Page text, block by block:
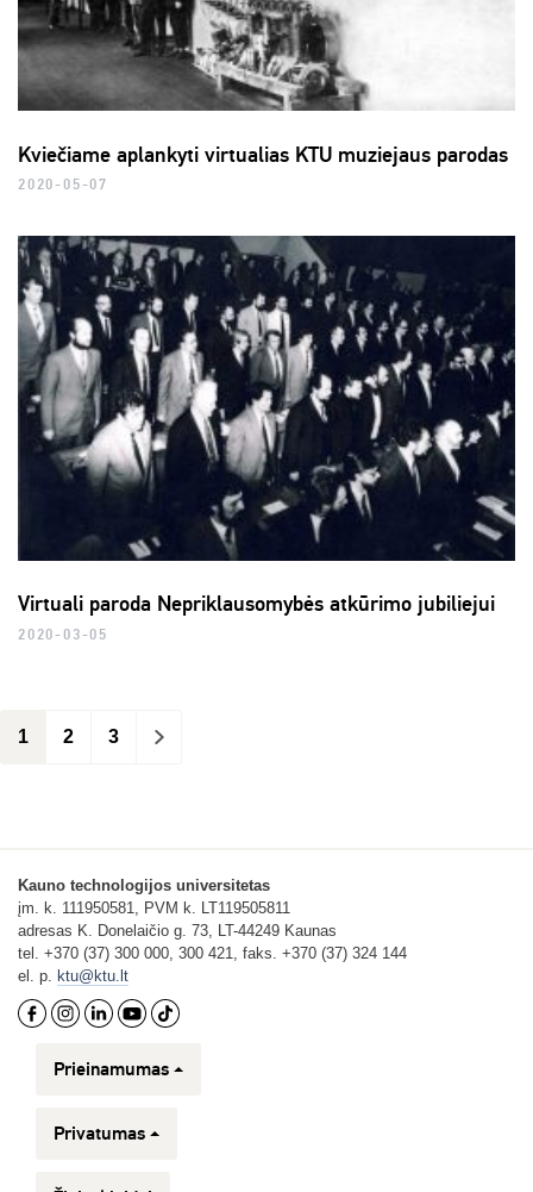
Kviečiame aplankyti virtualias KTU muziejaus parodas
2020-05-07
Virtuali paroda Nepriklausomybės atkūrimo jubiliejui
2020-03-05
1 2 3 >
Kauno technologijos universitetas
įm. k. 111950581, PVM k. LT119505811
adresas K. Donelaičio g. 73, LT-44249 Kaunas
tel. +370 (37) 300 000, 300 421, faks. +370 (37) 324 144
el. p. ktu@ktu.lt
Prieinamumas
Privatumas